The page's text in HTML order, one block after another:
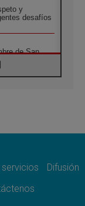
y
desafíos
de San
durante la
servicios
Difusión